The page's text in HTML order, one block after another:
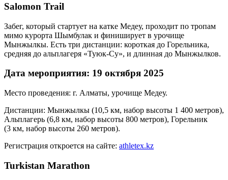
Salomon Trail
Забег, который стартует на катке Медеу, проходит по тропам
мимо курорта Шымбулак и финиширует в урочище
Мынжылкы. Есть три дистанции: короткая до Горельника,
средняя до альплагеря «Туюк-Су», и длинная до Мынжылков.
Дата мероприятия: 19 октября 2025
Место проведения: г. Алматы, урочище Медеу.
Дистанции: Мынжылкы (10,5 км, набор высоты 1 400 метров),
Альплагерь (6,8 км, набор высоты 800 метров), Горельник
(3 км, набор высоты 260 метров).
Регистрация откроется на сайте: athletex.kz
Turkistan Marathon